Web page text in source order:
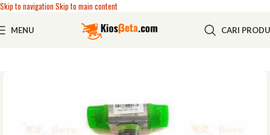
Skip to navigationSkip to main content
MENU CARI